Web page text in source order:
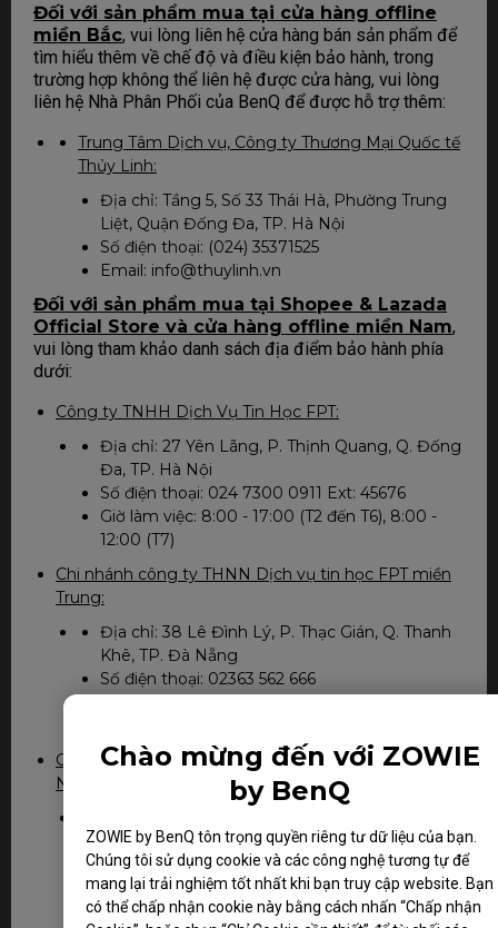
Chào mừng đến với ZOWIE
by BenQ
ZOWIE by BenQ tôn trọng quyền riêng tư dữ liệu của bạn.
Chúng tôi sử dụng cookie và các công nghệ tương tự để
mang lại trải nghiệm tốt nhất khi bạn truy cập website. Bạn
có thể chấp nhận cookie này bằng cách nhấn “Chấp nhận
Đối với sản phẩm mua tại cửa hàng offline
miền Bắc, vui lòng liên hệ cửa hàng bán sản phẩm để
tìm hiểu thêm về chế độ và điều kiện bảo hành, trong
trường hợp không thể liên hệ được cửa hàng, vui lòng
liên hệ Nhà Phân Phối của BenQ để được hỗ trợ thêm:
Trung Tâm Dịch vụ, Công ty Thương Mại Quốc tế
Thủy Linh:
Địa chỉ: Tầng 5, Số 33 Thái Hà, Phường Trung
Liệt, Quận Đống Đa, TP. Hà Nội
Số điện thoại: (024) 35371525
Email: info@thuylinh.vn
Đối với sản phẩm mua tại Shopee & Lazada
Official Store và cửa hàng offline miền Nam,
vui lòng tham khảo danh sách địa điểm bảo hành phía
dưới:
Công ty TNHH Dịch Vụ Tin Học FPT:
Địa chỉ: 27 Yên Lãng, P. Thịnh Quang, Q. Đống
Đa, TP. Hà Nội
Số điện thoại: 024 7300 0911 Ext: 45676
Giờ làm việc: 8:00 - 17:00 (T2 đến T6), 8:00 -
12:00 (T7)
Chi nhánh công ty THNN Dịch vụ tin học FPT miền
Trung:
Địa chỉ: 38 Lê Đình Lý, P. Thạc Gián, Q. Thanh
Khê, TP. Đà Nẵng
Số điện thoại: 02363 562 666
Chi nhánh công ty THNN Dịch vụ tin học FPT miền
Nam:
, Q. Phú Nhuận, TP. Hồ Chí Minh
Số điện thoại: 028 7300 0911 Ext: 81050
Giờ làm việc: 8:00 - 17:00 (T2 đến T6), 8:00 -
12:00 (T7)